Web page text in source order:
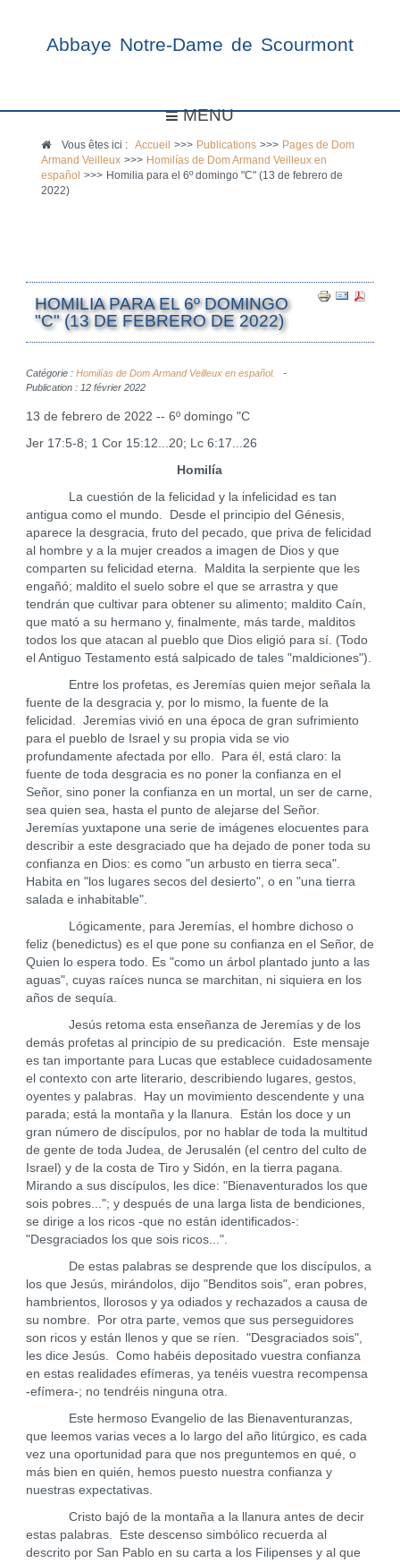
Abbaye Notre-Dame de Scourmont
MENU
Vous êtes ici :Accueil >>> Publications >>> Pages de Dom
Armand Veilleux >>> Homilías de Dom Armand Veilleux en
español
>>> Homilia para el 6º domingo "C" (13 de febrero de
2022)
HOMILIA PARA EL 6º DOMINGO
"C" (13 DE FEBRERO DE 2022)
Catégorie : Homilías de Dom Armand Veilleux en español.
Publication : 12 février 2022
13 de febrero de 2022 -- 6º domingo "C
Jer 17:5-8; 1 Cor 15:12...20; Lc 6:17...26
Homilía
La cuestión de la felicidad y la infelicidad es tan
antigua como el mundo. Desde el principio del Génesis,
aparece la desgracia, fruto del pecado, que priva de felicidad
al hombre y a la mujer creados a imagen de Dios y que
comparten su felicidad eterna. Maldita la serpiente que les
engañó; maldito el suelo sobre el que se arrastra y que
tendrán que cultivar para obtener su alimento; maldito Caín,
que mató a su hermano y, finalmente, más tarde, malditos
todos los que atacan al pueblo que Dios eligió para sí. (Todo
el Antiguo Testamento está salpicado de tales "maldiciones").
Entre los profetas, es Jeremías quien mejor señala la
fuente de la desgracia y, por lo mismo, la fuente de la
felicidad. Jeremías vivió en una época de gran sufrimiento
para el pueblo de Israel y su propia vida se vio
profundamente afectada por ello. Para él, está claro: la
fuente de toda desgracia es no poner la confianza en el
Señor, sino poner la confianza en un mortal, un ser de carne,
sea quien sea, hasta el punto de alejarse del Señor.
Jeremías yuxtapone una serie de imágenes elocuentes para
describir a este desgraciado que ha dejado de poner toda su
confianza en Dios: es como "un arbusto en tierra seca".
Habita en "los lugares secos del desierto", o en "una tierra
salada e inhabitable".
Lógicamente, para Jeremías, el hombre dichoso o
feliz (benedictus) es el que pone su confianza en el Señor, de
Quien lo espera todo. Es "como un árbol plantado junto a las
aguas", cuyas raíces nunca se marchitan, ni siquiera en los
años de sequía.
Jesús retoma esta enseñanza de Jeremías y de los
demás profetas al principio de su predicación. Este mensaje
es tan importante para Lucas que establece cuidadosamente
el contexto con arte literario, describiendo lugares, gestos,
oyentes y palabras. Hay un movimiento descendente y una
parada; está la montaña y la llanura. Están los doce y un
gran número de discípulos, por no hablar de toda la multitud
de gente de toda Judea, de Jerusalén (el centro del culto de
Israel) y de la costa de Tiro y Sidón, en la tierra pagana.
Mirando a sus discípulos, les dice: "Bienaventurados los que
sois pobres..."; y después de una larga lista de bendiciones,
se dirige a los ricos -que no están identificados-:
"Desgraciados los que sois ricos...".
De estas palabras se desprende que los discípulos, a
los que Jesús, mirándolos, dijo "Benditos sois", eran pobres,
hambrientos, llorosos y ya odiados y rechazados a causa de
su nombre. Por otra parte, vemos que sus perseguidores
son ricos y están llenos y que se ríen. "Desgraciados sois",
les dice Jesús. Como habéis depositado vuestra confianza
en estas realidades efímeras, ya tenéis vuestra recompensa
-efímera-; no tendréis ninguna otra.
Este hermoso Evangelio de las Bienaventuranzas,
que leemos varias veces a lo largo del año litúrgico, es cada
vez una oportunidad para que nos preguntemos en qué, o
más bien en quién, hemos puesto nuestra confianza y
nuestras expectativas.
Cristo bajó de la montaña a la llanura antes de decir
estas palabras. Este descenso simbólico recuerda al
descrito por San Pablo en su carta a los Filipenses y al que